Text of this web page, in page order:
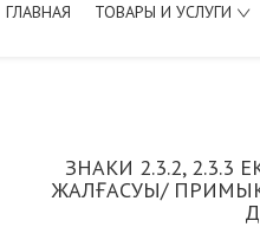
ГЛАВНАЯ ТОВАРЫ И УСЛУГИ
ЗНАКИ 2.3.2, 2.3.3
ЖАЛҒАСУЫ/